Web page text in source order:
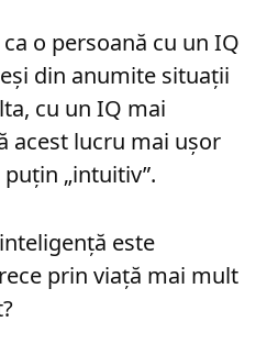
o persoană cu un IQ
din anumite situații
cu un IQ mai
acest lucru mai ușor
„intuitiv”.
este
prin viață mai mult